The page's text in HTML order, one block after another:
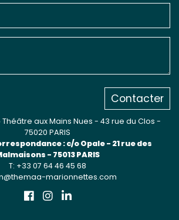
Contacter
aux Mains Nues - 43 rue du Clos -
75020 PARIS
: c/o Opale - 21 rue des
- 75013 PARIS
T: +33 07 64 46 45 68
marionnettes.com